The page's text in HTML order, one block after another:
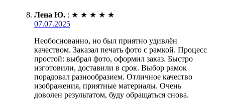
Лена Ю. : ★ ★ ★ ★ ★
07.07.2025
Необоснованно, но был приятно удивлён
качеством. Заказал печать фото с рамкой. Процесс
простой: выбрал фото, оформил заказ. Быстро
изготовили, доставили в срок. Выбор рамок
порадовал разнообразием. Отличное качество
изображения, приятные материалы. Очень
доволен результатом, буду обращаться снова.